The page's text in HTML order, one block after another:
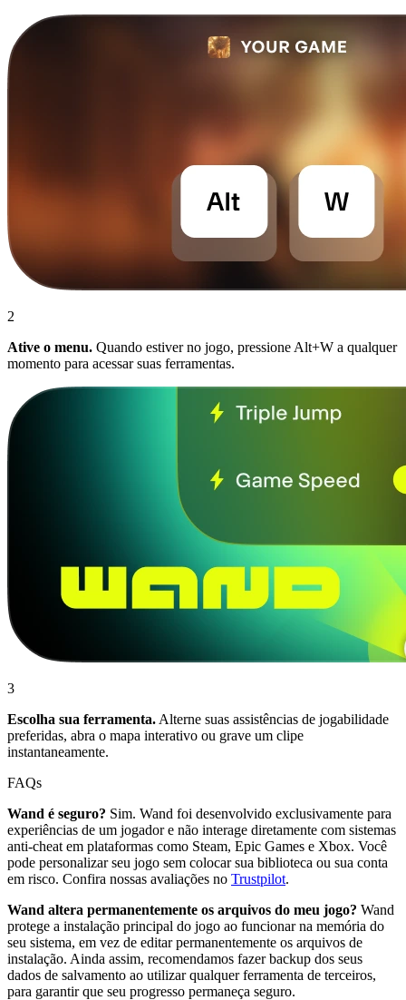
2
Ative o menu. Quando estiver no jogo, pressione Alt+W a qualquer
momento para acessar suas ferramentas.
3
Escolha sua ferramenta. Alterne suas assistências de jogabilidade
preferidas, abra o mapa interativo ou grave um clipe
instantaneamente.
FAQs
Wand é seguro? Sim. Wand foi desenvolvido exclusivamente para
experiências de um jogador e não interage diretamente com sistemas
anti-cheat em plataformas como Steam, Epic Games e Xbox. Você
pode personalizar seu jogo sem colocar sua biblioteca ou sua conta
em risco. Confira nossas avaliações no Trustpilot.
Wand altera permanentemente os arquivos do meu jogo? Wand
protege a instalação principal do jogo ao funcionar na memória do
seu sistema, em vez de editar permanentemente os arquivos de
instalação. Ainda assim, recomendamos fazer backup dos seus
dados de salvamento ao utilizar qualquer ferramenta de terceiros,
para garantir que seu progresso permaneça seguro.